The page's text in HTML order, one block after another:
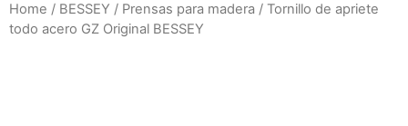
Home / BESSEY / Prensas para madera / Tornillo de apriete
todo acero GZ Original BESSEY